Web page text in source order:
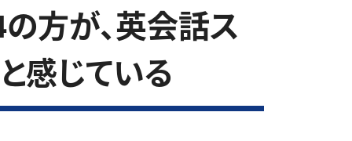
方が、英会話ス
感じている